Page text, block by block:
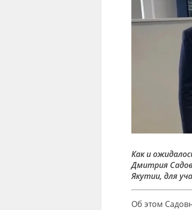
Как и
Дмитрия
Якутии, для
Об этом